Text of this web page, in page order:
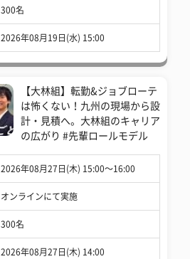
300名
2026年08月19日(水) 15:00
【大林組】転勤&ジョブローテ
は怖くない！九州の現場から設
計・見積へ。大林組のキャリア
の広がり #先輩ロールモデル
2026年08月27日(木) 15:00〜16:00
オンラインにて実施
300名
2026年08月27日(木) 14:00